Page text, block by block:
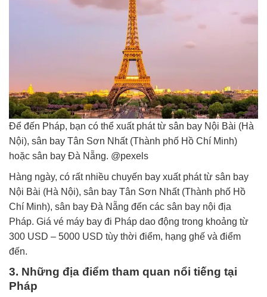
Để đến Pháp, bạn có thể xuất phát từ sân bay Nội Bài (Hà
Nội), sân bay Tân Sơn Nhất (Thành phố Hồ Chí Minh)
hoặc sân bay Đà Nẵng. @pexels
Hàng ngày, có rất nhiều chuyến bay xuất phát từ sân bay
Nội Bài (Hà Nội), sân bay Tân Sơn Nhất (Thành phố Hồ
Chí Minh), sân bay Đà Nẵng đến các sân bay nội địa
Pháp. Giá vé máy bay đi Pháp dao động trong khoảng từ
300 USD – 5000 USD tùy thời điểm, hạng ghế và điểm
đến.
3. Những địa điểm tham quan nổi tiếng tại
Pháp